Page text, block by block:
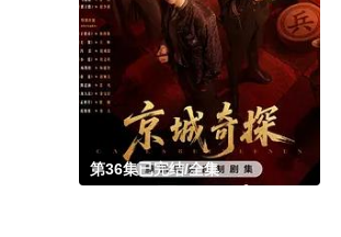
第36集已完结/全集